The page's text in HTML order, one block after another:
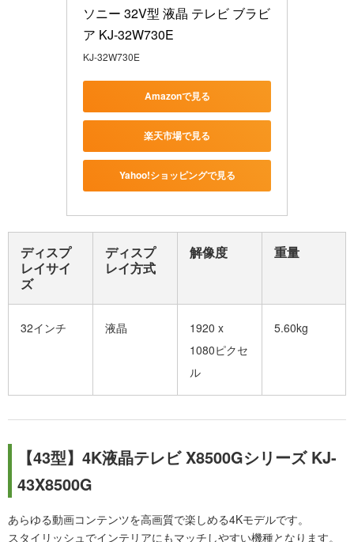
ソニー 32V型 液晶 テレビ ブラビ
ア KJ-32W730E
KJ-32W730E
Amazonで見る
楽天市場で見る
Yahoo!ショッピングで見る
ディスプ
レイサイ
ズ
ディスプ
レイ方式
解像度 重量
32インチ 液晶
1920 x
1080ピクセ
ル
5.60kg
【43型】4K液晶テレビ X8500Gシリーズ KJ-
43X8500G
あらゆる動画コンテンツを高画質で楽しめる4Kモデルです。
スタイリッシュでインテリアにもマッチしやすい機種となります。